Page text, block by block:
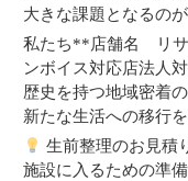
大きな課題となるの
私たち**店舗名 リサ
ンボイス対応店法人
歴史を持つ地域密着
新たな生活への移行
生前整理のお見積
施設に入るための準